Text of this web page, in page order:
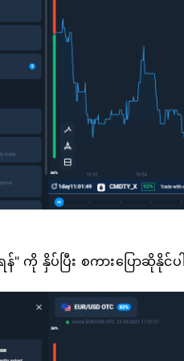
န်" ကို နှိပ်ပြီး စကားပြောဆိုနိုင်ပါ